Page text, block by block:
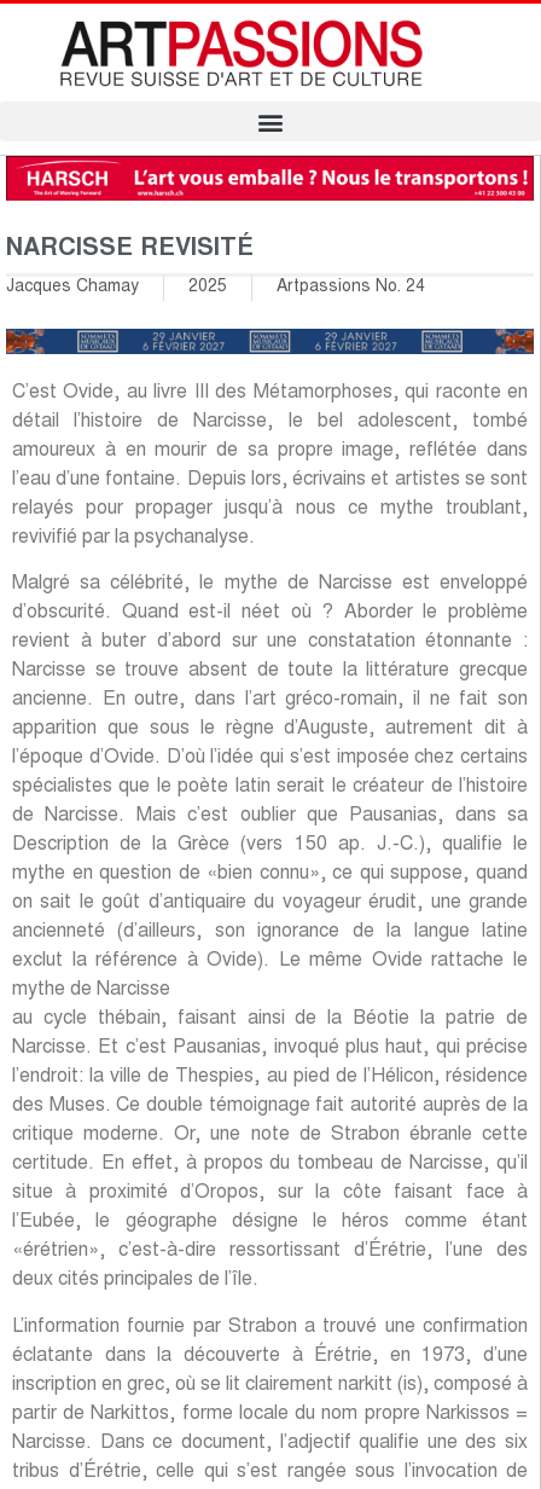
NARCISSE REVISITÉ
Jacques Chamay 2025 Artpassions No. 24
C’est Ovide, au livre III des Métamorphoses, qui raconte en
détail l’histoire de Narcisse, le bel adolescent, tombé
amoureux à en mourir de sa propre image, reflétée dans
l’eau d’une fontaine. Depuis lors, écrivains et artistes se sont
relayés pour propager jusqu’à nous ce mythe troublant,
revivifié par la psychanalyse.
Malgré sa célébrité, le mythe de Narcisse est enveloppé
d’obscurité. Quand est-il néet où ? Aborder le problème
revient à buter d’abord sur une constatation étonnante :
Narcisse se trouve absent de toute la littérature grecque
ancienne. En outre, dans l’art gréco-romain, il ne fait son
apparition que sous le règne d’Auguste, autrement dit à
l’époque d’Ovide. D’où l’idée qui s’est imposée chez certains
spécialistes que le poète latin serait le créateur de l’histoire
de Narcisse. Mais c’est oublier que Pausanias, dans sa
Description de la Grèce (vers 150 ap. J.-C.), qualifie le
mythe en question de «bien connu», ce qui suppose, quand
on sait le goût d’antiquaire du voyageur érudit, une grande
ancienneté (d’ailleurs, son ignorance de la langue latine
exclut la référence à Ovide). Le même Ovide rattache le
mythe de Narcisse
au cycle thébain, faisant ainsi de la Béotie la patrie de
Narcisse. Et c’est Pausanias, invoqué plus haut, qui précise
l’endroit: la ville de Thespies, au pied de l’Hélicon, résidence
des Muses. Ce double témoignage fait autorité auprès de la
critique moderne. Or, une note de Strabon ébranle cette
certitude. En effet, à propos du tombeau de Narcisse, qu’il
situe à proximité d’Oropos, sur la côte faisant face à
l’Eubée, le géographe désigne le héros comme étant
«érétrien», c’est-à-dire ressortissant d’Érétrie, l’une des
deux cités principales de l’île.
L’information fournie par Strabon a trouvé une confirmation
éclatante dans la découverte à Érétrie, en 1973, d’une
inscription en grec, où se lit clairement narkitt (is), composé à
partir de Narkittos, forme locale du nom propre Narkissos =
Narcisse. Dans ce document, l’adjectif qualifie une des six
tribus d’Érétrie, celle qui s’est rangée sous l’invocation de